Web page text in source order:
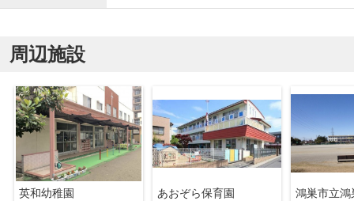
周辺施設
英和幼稚園
あおぞら保育園
鴻巣市立鴻